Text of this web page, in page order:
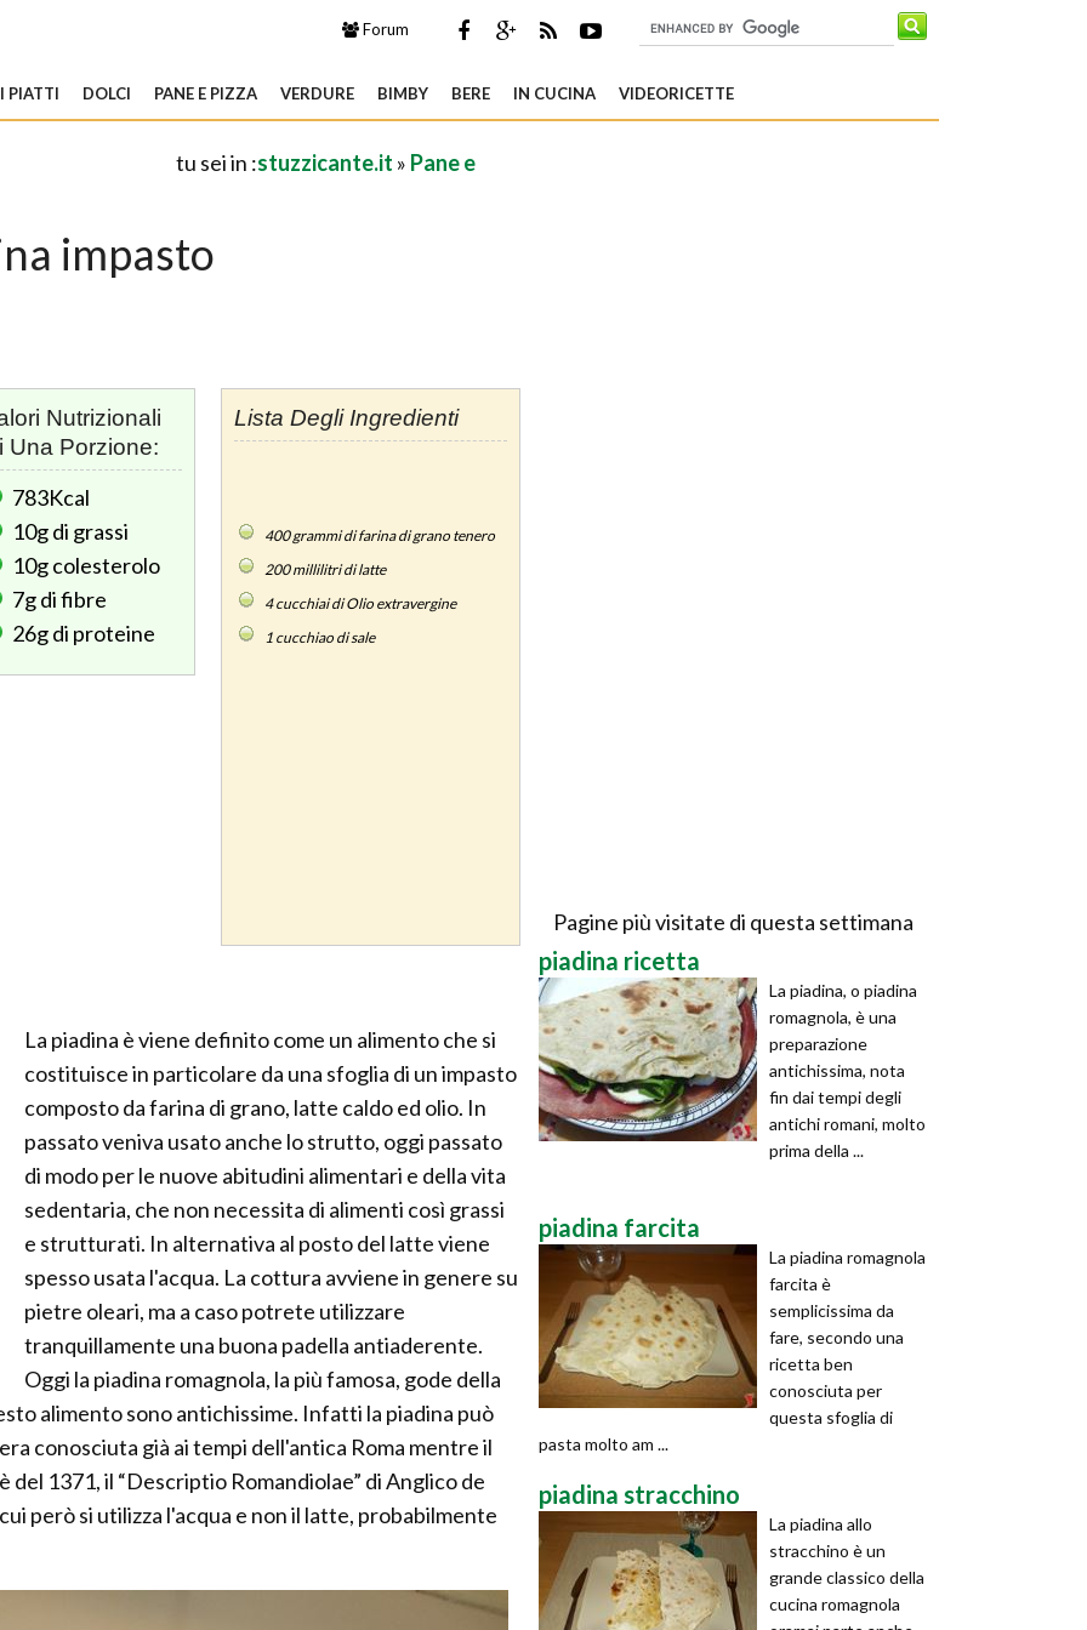
Forum
PIATTI DOLCI PANE E PIZZA VERDURE BIMBY BERE IN CUCINA VIDEORICETTE
tu sei in :stuzzicante.it » Pane e
impasto
Lista Degli Ingredienti
400grammi di farina di grano tenero
200millilitri di latte
4cucchiai di Olio extravergine
1cucchiao di sale
Nutrizionali
Una Porzione:
783Kcal
10gdi grassi
10gcolesterolo
7gdi fibre
26gdi proteine
La piadina è viene definito come un alimento che si
costituisce in particolare da una sfoglia di un impasto
composto da farina di grano, latte caldo ed olio. In
passato veniva usato anche lo strutto, oggi passato
di modo per le nuove abitudini alimentari e della vita
sedentaria, che non necessita di alimenti così grassi
e strutturati. In alternativa al posto del latte viene
spesso usata l'acqua. La cottura avviene in genere su
pietre oleari, ma a caso potrete utilizzare
tranquillamente una buona padella antiaderente.
Oggi la piadina romagnola, la più famosa, gode della
alimento sono antichissime. Infatti la piadina può
conosciuta già ai tempi dell'antica Roma mentre il
1371, il “Descriptio Romandiolae” di Anglico de
però si utilizza l'acqua e non il latte, probabilmente
Pagine più visitate di questa settimana
piadina ricetta
La piadina, o piadina
romagnola, è una
preparazione
antichissima, nota
fin dai tempi degli
antichi romani, molto
prima della ...
piadina farcita
La piadina romagnola
farcita è
semplicissima da
fare, secondo una
ricetta ben
conosciuta per
questa sfoglia di
pasta molto am ...
piadina stracchino
La piadina allo
stracchino è un
grande classico della
cucina romagnola